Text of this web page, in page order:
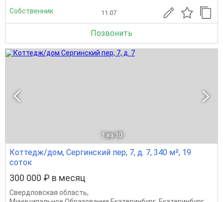
Собственник 11.07
Позвонить
1 из 10
Коттедж/дом, Сергинский пер, 7, д. 7, 340 м², 19
соток
300 000 ₽ в месяц
Свердловская область,